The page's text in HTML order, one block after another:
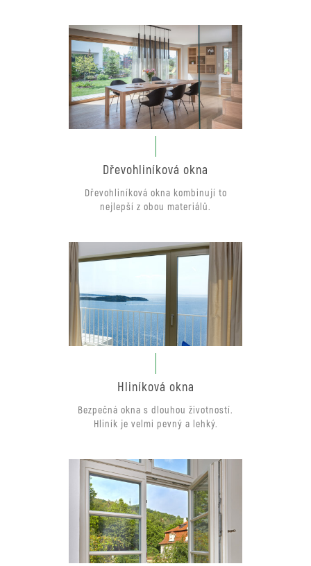
Dřevohliníková okna
Dřevohliníková okna kombinují to
nejlepší z obou materiálů.
Hliníková okna
Bezpečná okna s dlouhou životností.
Hliník je velmi pevný a lehký.